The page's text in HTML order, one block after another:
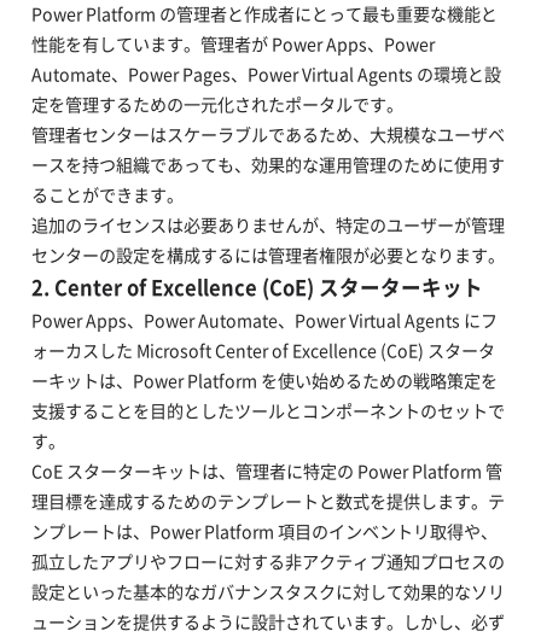
Power Platform の管理者と作成者にとって最も重要な機能と
性能を有しています。管理者が Power Apps、Power
Automate、Power Pages、Power Virtual Agents の環境と設
定を管理するための一元化されたポータルです。
管理者センターはスケーラブルであるため、大規模なユーザベ
ースを持つ組織であっても、効果的な運用管理のために使用す
ることができます。
追加のライセンスは必要ありませんが、特定のユーザーが管理
センターの設定を構成するには管理者権限が必要となります。
2. Center of Excellence (CoE) スターターキット
Power Apps、Power Automate、Power Virtual Agents にフ
ォーカスした Microsoft Center of Excellence (CoE) スタータ
ーキットは、Power Platform を使い始めるための戦略策定を
支援することを目的としたツールとコンポーネントのセットで
す。
CoE スターターキットは、管理者に特定の Power Platform 管
理目標を達成するためのテンプレートと数式を提供します。テ
ンプレートは、Power Platform 項目のインベントリ取得や、
孤立したアプリやフローに対する非アクティブ通知プロセスの
設定といった基本的なガバナンスタスクに対して効果的なソリ
ューションを提供するように設計されています。しかし、必ず